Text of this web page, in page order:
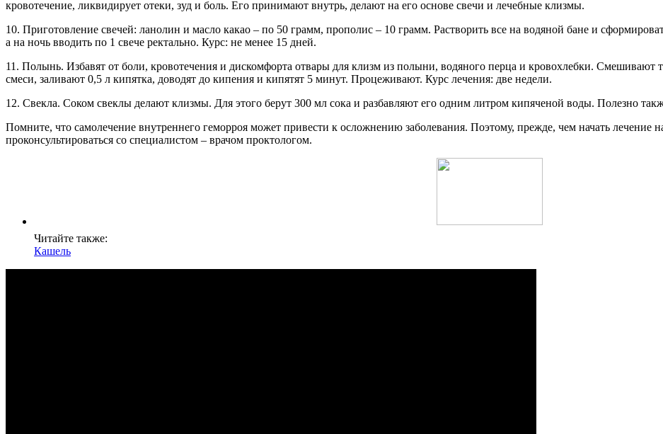
кровотечение, ликвидирует отеки, зуд и боль. Его принимают внутрь, делают на его основе свечи и лечебные клизмы.
10. Приготовление свечей: ланолин и масло какао – по 50 грамм, прополис – 10 грамм. Растворить все на водяной бане и
а на ночь вводить по 1 свече ректально. Курс: не менее 15 дней.
11. Полынь. Избавят от боли, кровотечения и дискомфорта отвары для клизм из полыни, водяного перца и кровохлебки. Смешивают
смеси, заливают 0,5 л кипятка, доводят до кипения и кипятят 5 минут. Процеживают. Курс лечения: две недели.
12. Свекла. Соком свеклы делают клизмы. Для этого берут 300 мл сока и разбавляют его одним литром кипяченой воды. Полезно
Помните, что самолечение внутреннего геморроя может привести к осложнению заболевания. Поэтому, прежде, чем начать лечение
проконсультироваться со специалистом – врачом проктологом.
Читайте также:
Кашель